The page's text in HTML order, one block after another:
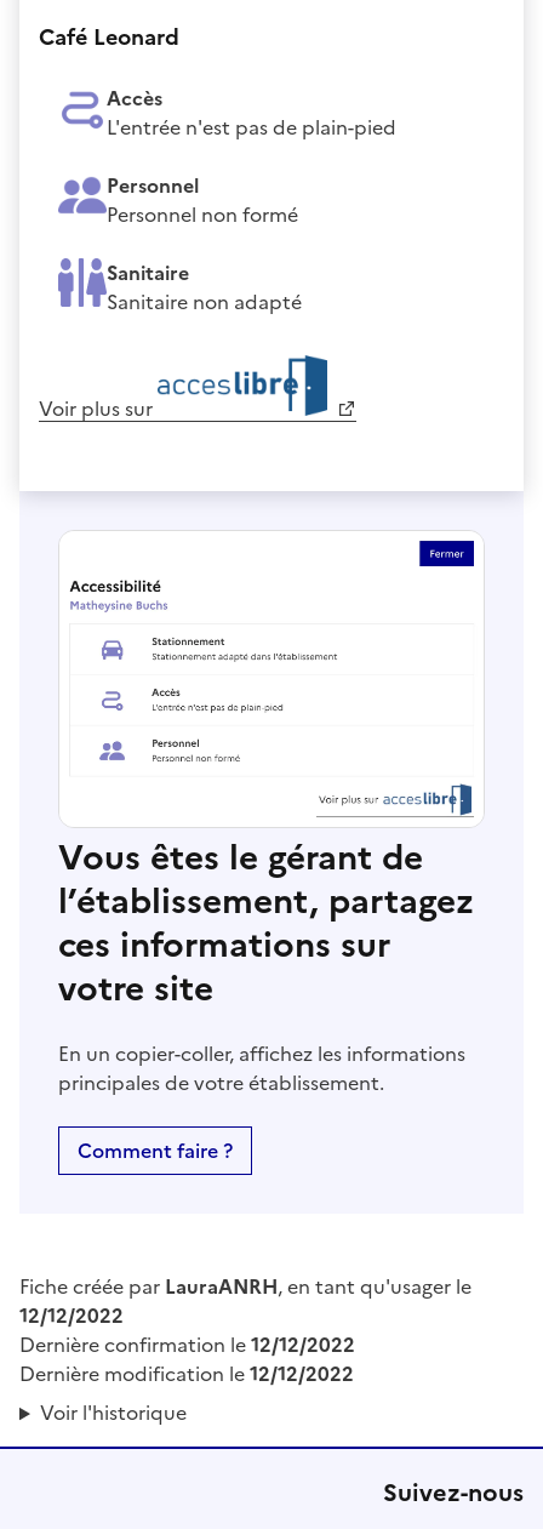
Café Leonard
Accès
L'entrée n'est pas de plain-pied
Personnel
Personnel non formé
Sanitaire
Sanitaire non adapté
Voir plus sur
Vous êtes le gérant de
l’établissement, partagez
ces informations sur
votre site
En un copier-coller, affichez les informations
principales de votre établissement.
Comment faire ?
Fiche créée par LauraANRH, en tant qu'usager le
12/12/2022
Dernière confirmation le12/12/2022
Dernière modification le12/12/2022
Voir l'historique
Suivez-nous